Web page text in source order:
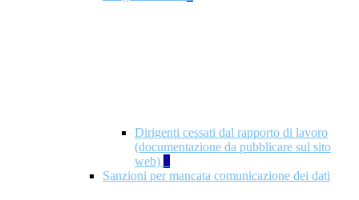
Dirigenti cessati dal rapporto di lavoro
(documentazione da pubblicare sul sito
web) 1
Sanzioni per mancata comunicazione dei dati